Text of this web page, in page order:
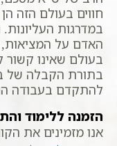
חווים בעולם הזה
במדרגות
האדם על המציאות,
בעולם שאינו קשור
בתורת הקבלה של
להתקדם בעבודה
הזמנה ללימוד
אנו מזמינים את